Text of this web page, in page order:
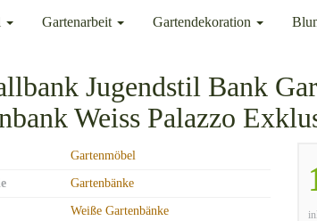
Gartenarbeit Gartendekoration
Jugendstil Bank
Weiss Palazzo
Gartenmöbel
Gartenbänke
Weiße Gartenbänke